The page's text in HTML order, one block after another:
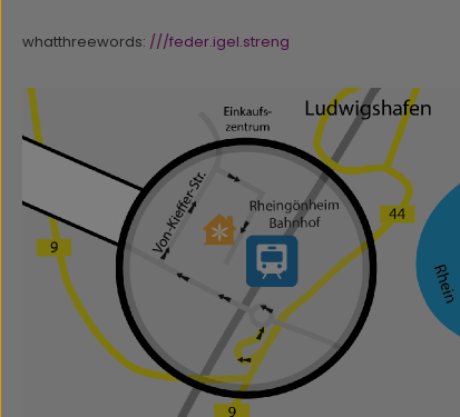
whatthreewords: ///feder.igel.streng